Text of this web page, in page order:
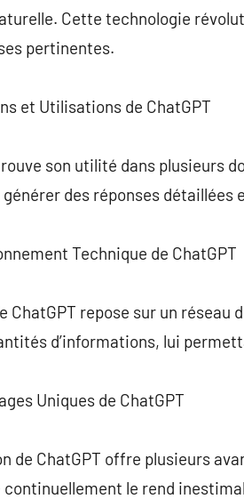
Cette technologie
pertinentes.
et Utilisations de ChatGPT
son utilité dans plusieurs
des réponses
Technique de ChatGPT
ChatGPT repose sur un réseau
d’informations, lui
Uniques de ChatGPT
de ChatGPT offre plusieurs
continuellement le rend